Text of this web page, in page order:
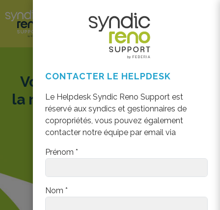
CONTACTER LE HELPDESK
Le Helpdesk Syndic Reno Support est
réservé aux syndics et gestionnaires de
copropriétés, vous pouvez également
contacter notre équipe par email via
Prénom *
Nom *
Votre boîte à outils pour
la rénovation énergétique
en copropriété